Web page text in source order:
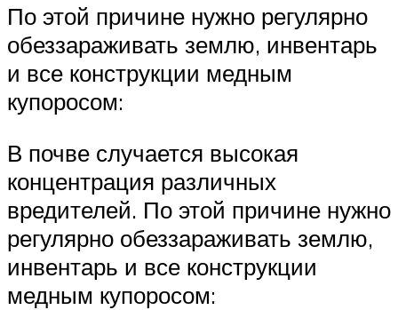
По этой причине нужно регулярно
обеззараживать землю, инвентарь
и все конструкции медным
купоросом:
В почве случается высокая
концентрация различных
вредителей. По этой причине нужно
регулярно обеззараживать землю,
инвентарь и все конструкции
медным купоросом: